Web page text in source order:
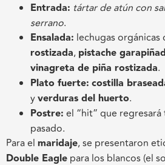
Entrada: tártar de atún con
serrano.
Ensalada: lechugas
rostizada, pistache
vinagreta de piña rostizada.
Plato fuerte: costilla
yverduras del huerto.
Postre: el “hit” que
pasado.
Para el maridaje, se presentaron
Double Eagle para los blancos (el